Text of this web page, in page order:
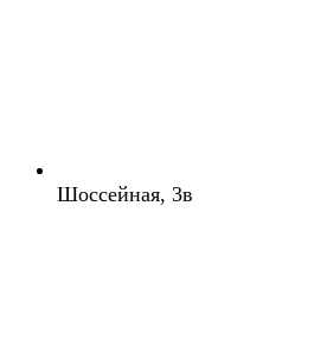
Шоссейная, 3в